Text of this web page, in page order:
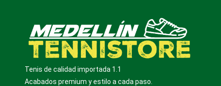
Tenis de calidad importada 1.1
Acabados premium y estilo a cada paso.